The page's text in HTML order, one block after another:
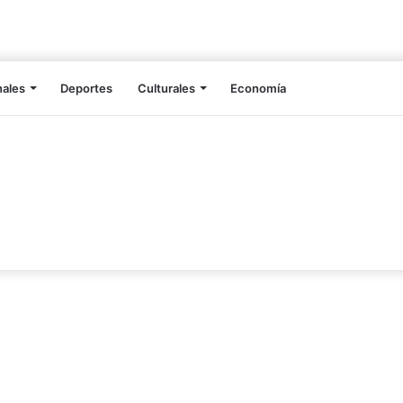
Deportes Culturales Economía